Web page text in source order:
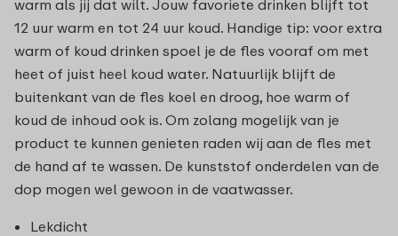
warm als jij dat wilt. Jouw favoriete drinken blijft tot
12 uur warm en tot 24 uur koud. Handige tip: voor extra
warm of koud drinken spoel je de fles vooraf om met
heet of juist heel koud water. Natuurlijk blijft de
buitenkant van de fles koel en droog, hoe warm of
koud de inhoud ook is. Om zolang mogelijk van je
product te kunnen genieten raden wij aan de fles met
de hand af te wassen. De kunststof onderdelen van de
dop mogen wel gewoon in de vaatwasser.
Lekdicht